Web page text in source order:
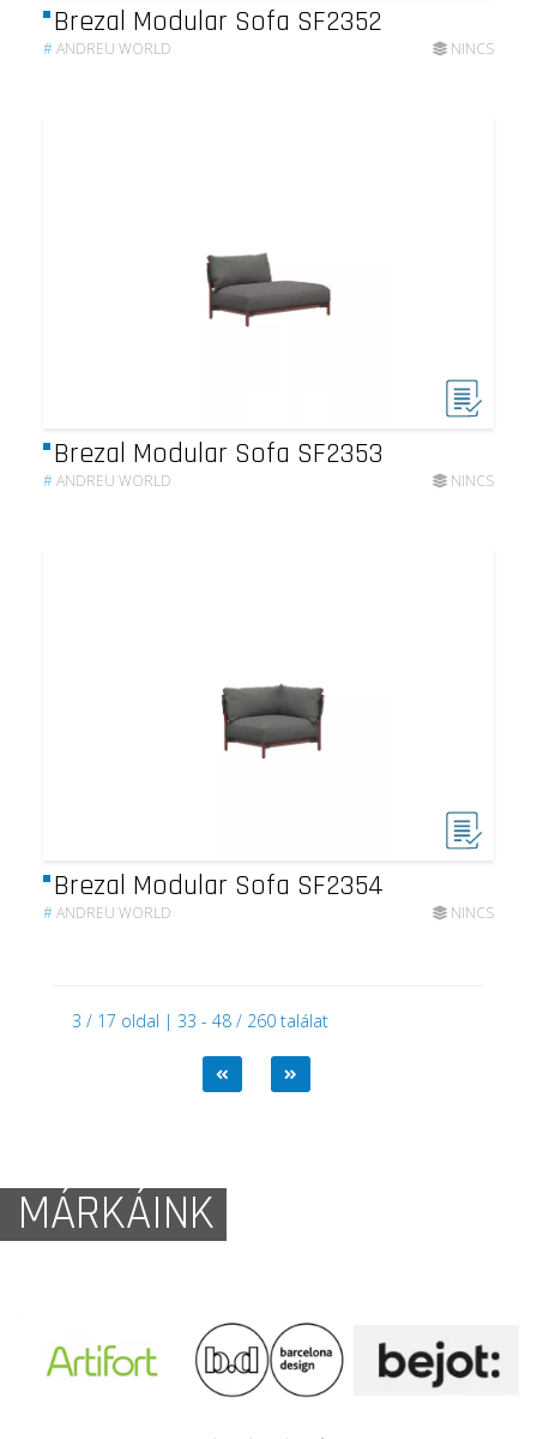
Brezal Modular Sofa SF2352
#ANDREU WORLD NINCS
Brezal Modular Sofa SF2353
#ANDREU WORLD NINCS
Brezal Modular Sofa SF2354
#ANDREU WORLD NINCS
3 / 17 oldal | 33 - 48 / 260 találat
MÁRKÁINK